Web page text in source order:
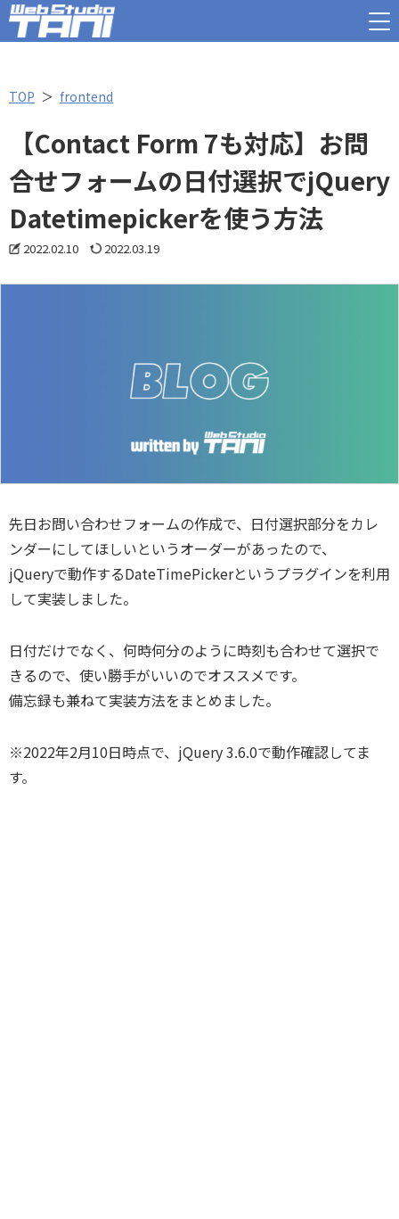
TOP frontend
【Contact Form 7も対応】お問
合せフォームの日付選択でjQuery
Datetimepickerを使う方法
2022.02.10 2022.03.19
先日お問い合わせフォームの作成で、日付選択部分をカレ
ンダーにしてほしいというオーダーがあったので、
jQueryで動作するDateTimePickerというプラグインを利用
して実装しました。
日付だけでなく、何時何分のように時刻も合わせて選択で
きるので、使い勝手がいいのでオススメです。
備忘録も兼ねて実装方法をまとめました。
※2022年2月10日時点で、jQuery 3.6.0で動作確認してま
す。